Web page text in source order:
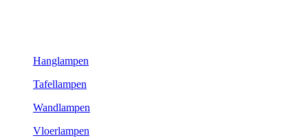
Hanglampen
Tafellampen
Wandlampen
Vloerlampen